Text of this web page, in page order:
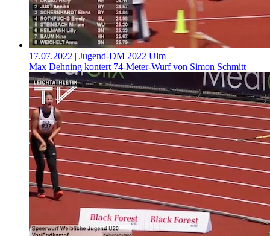
17.07.2022 | Jugend-DM 2022 Ulm
Max Dehning kontert 74-Meter-Wurf von Simon Schmitt